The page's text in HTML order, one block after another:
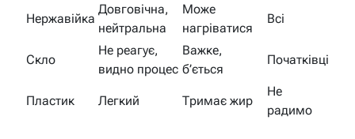
Нержавійка
Довговічна,
нейтральна
Може
нагріватися
Всі
Скло
Не реагує,
видно процес
Важке,
б’ється
Початківці
Пластик Легкий Тримає жир
Не
радимо